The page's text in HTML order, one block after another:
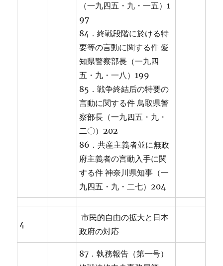
（一九四五・九・一五）1
97
84．終戦段階に於ける特
要等の言動に関する件 愛
知県警察部長（一九四
五・九・一八）199
85．戦争終結后の特要の
言動に関する件 鳥取県警
察部長（一九四五・九・
二〇）202
86．共産主義者並に無政
府主義者の言動入手に関
する件 神奈川県知事（一
九四五・九・二七）204
4
市民的自由の拡大と日本
政府の対応
87．執務報告（第一号）